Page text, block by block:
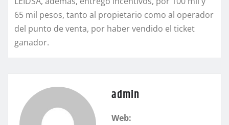
65 mil pesos, tanto al propietario como al operador
del punto de venta, por haber vendido el ticket
ganador.
admin
Web: